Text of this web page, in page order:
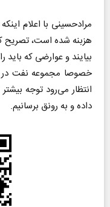
هزبنه شده است،
بیایند و عوارضی که
خصوصا مجموعه نفت در
انتظار می‌رود توجه
داده و به رونق برسانیم.